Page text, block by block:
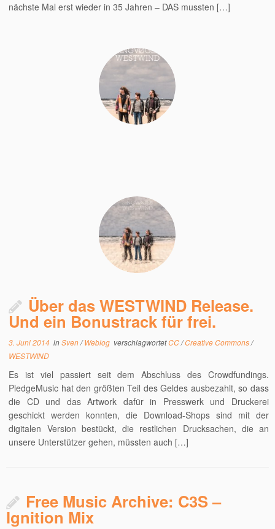
nächste Mal erst wieder in 35 Jahren – DAS mussten […]
Über das WESTWIND Release.
Und ein Bonustrack für frei.
3. Juni 2014 inSven/Weblog verschlagwortetCC/Creative Commons/
WESTWIND
Es ist viel passiert seit dem Abschluss des Crowdfundings.
PledgeMusic hat den größten Teil des Geldes ausbezahlt, so dass
die CD und das Artwork dafür in Presswerk und Druckerei
geschickt werden konnten, die Download-Shops sind mit der
digitalen Version bestückt, die restlichen Drucksachen, die an
unsere Unterstützer gehen, müssten auch […]
Free Music Archive: C3S –
Ignition Mix